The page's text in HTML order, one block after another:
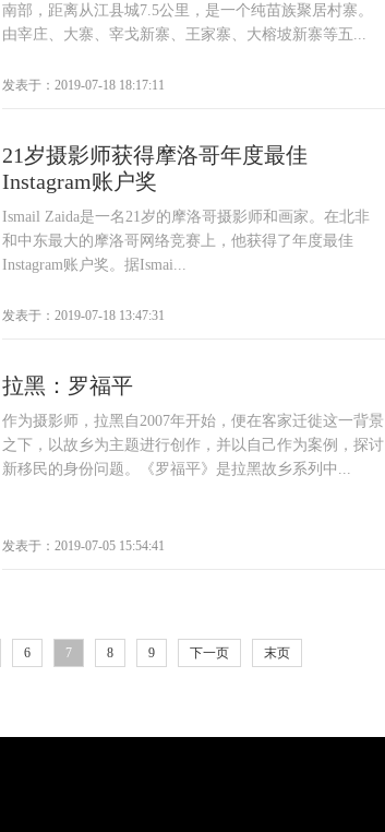
南部，距离从江县城7.5公里，是一个纯苗族聚居村寨。
由宰庄、大寨、宰戈新寨、王家寨、大榕坡新寨等五...
发表于：2019-07-18 18:17:11
21岁摄影师获得摩洛哥年度最佳
Instagram账户奖
Ismail Zaida是一名21岁的摩洛哥摄影师和画家。在北非
和中东最大的摩洛哥网络竞赛上，他获得了年度最佳
Instagram账户奖。据Ismai...
发表于：2019-07-18 13:47:31
拉黑：罗福平
作为摄影师，拉黑自2007年开始，便在客家迁徙这一背景
之下，以故乡为主题进行创作，并以自己作为案例，探讨
新移民的身份问题。《罗福平》是拉黑故乡系列中...
发表于：2019-07-05 15:54:41
6 7 8 9 下一页 末页